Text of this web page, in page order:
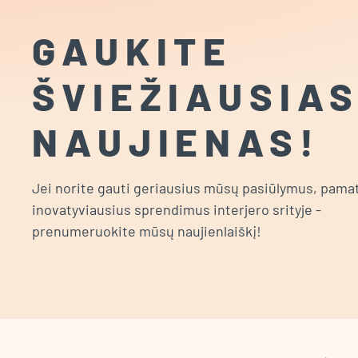
GAUKITE
ŠVIEŽIAUSIAS
NAUJIENAS!
Jei norite gauti geriausius mūsų pasiūlymus,
inovatyviausius sprendimus interjero srityje -
prenumeruokite mūsų naujienlaiškį!